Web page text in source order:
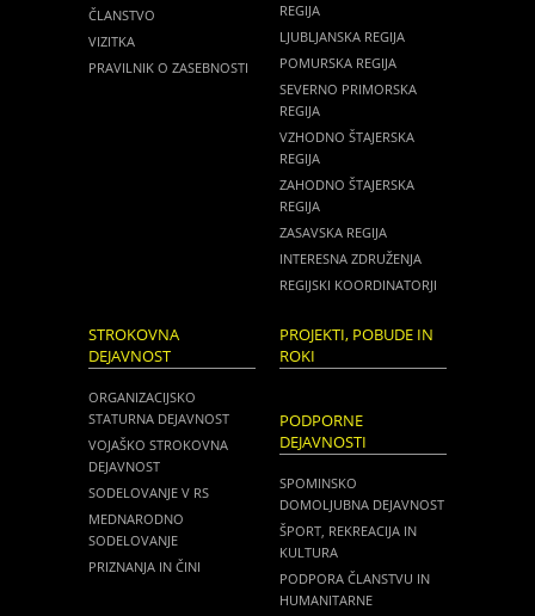
ČLANSTVO
VIZITKA
PRAVILNIK O ZASEBNOSTI
REGIJA
LJUBLJANSKA REGIJA
POMURSKA REGIJA
SEVERNO PRIMORSKA
REGIJA
VZHODNO ŠTAJERSKA
REGIJA
ZAHODNO ŠTAJERSKA
REGIJA
ZASAVSKA REGIJA
INTERESNA ZDRUŽENJA
REGIJSKI KOORDINATORJI
STROKOVNA
DEJAVNOST
ORGANIZACIJSKO
STATURNA DEJAVNOST
VOJAŠKO STROKOVNA
DEJAVNOST
SODELOVANJE V RS
MEDNARODNO
SODELOVANJE
PRIZNANJA IN ČINI
PROJEKTI, POBUDE IN
ROKI
PODPORNE
DEJAVNOSTI
SPOMINSKO
DOMOLJUBNA DEJAVNOST
ŠPORT, REKREACIJA IN
KULTURA
PODPORA ČLANSTVU IN
HUMANITARNE